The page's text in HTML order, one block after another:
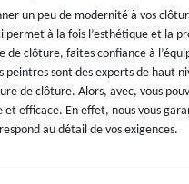
un peu de modernité à vos
permet à la fois l’esthétique et la
de clôture, faites confiance à
peintres sont des experts de haut
de clôture. Alors, avec, vous
efficace. En effet, nous vous
au détail de vos exigences.